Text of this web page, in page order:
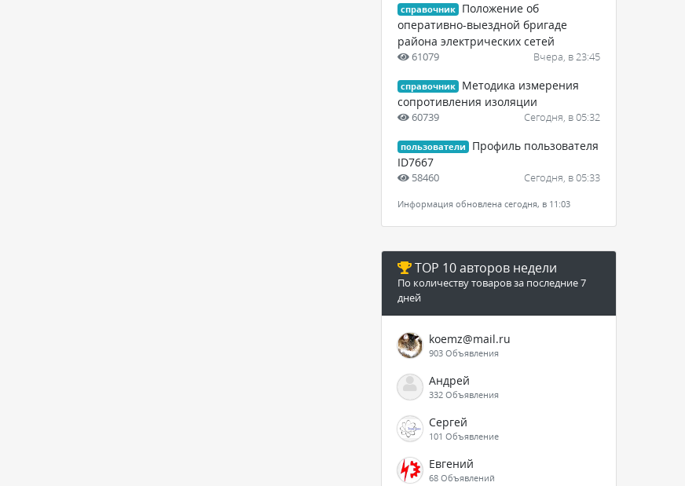
справочник
Положение об
оперативно-выездной бригаде
района электрических сетей
61079 Вчера, в 23:45
справочник
Методика измерения
сопротивления изоляции
60739 Сегодня, в 05:32
пользователи
Профиль пользователя
ID7667
58460 Сегодня, в 05:33
Информация обновлена сегодня, в 11:03
TOP 10 авторов недели
По количеству товаров за последние 7
дней
koemz@mail.ru
903 Объявления
Андрей
332 Объявления
Сергей
101 Объявление
Евгений
68 Объявлений